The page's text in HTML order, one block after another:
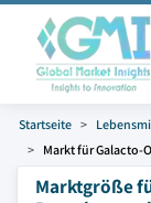
Startseite
Markt für Galacto-
Marktgröße